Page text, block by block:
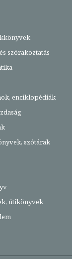
szórakoztatás
enciklopédiák
szótárak
útikönyvek